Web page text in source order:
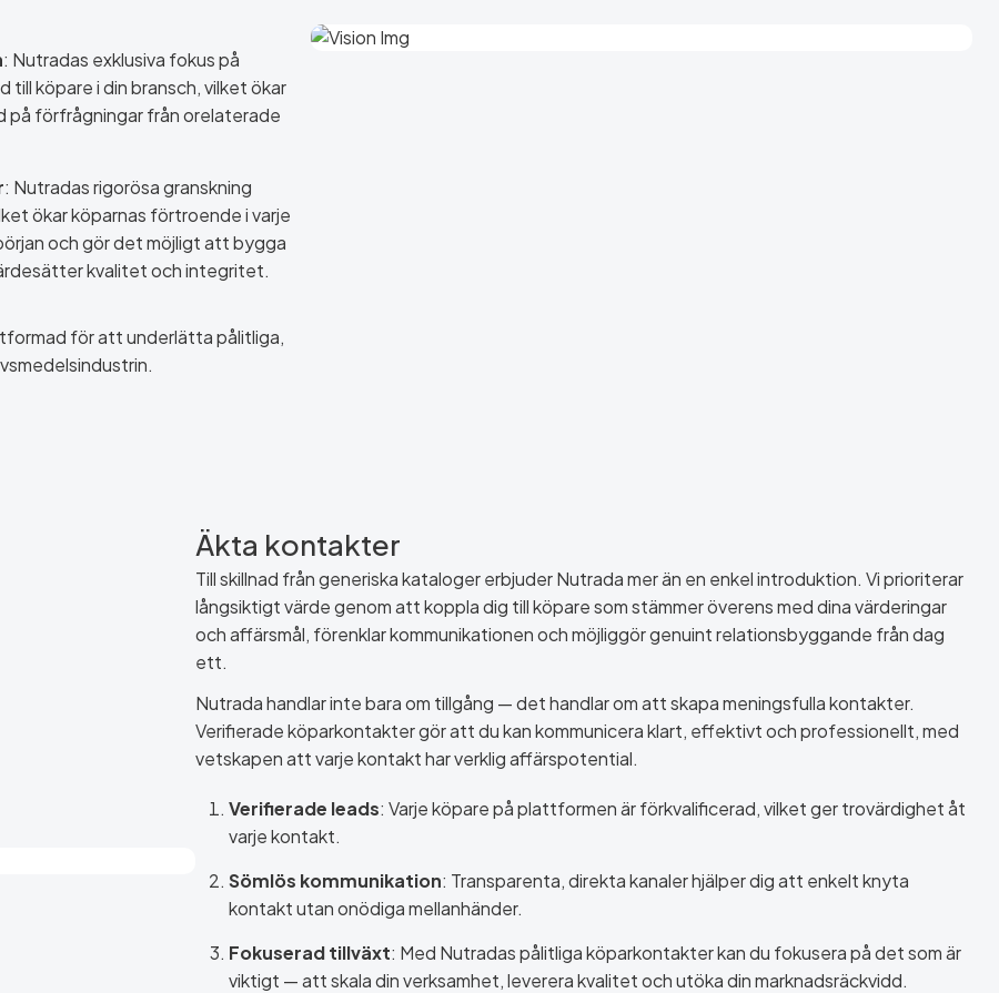
: Nutradas exklusiva fokus på
köpare i din bransch, vilket ökar
på förfrågningar från orelaterade
: Nutradas rigorösa granskning
ökar köparnas förtroende i varje
och gör det möjligt att bygga
kvalitet och integritet.
för att underlätta pålitliga,
Äkta kontakter
Till skillnad från generiska kataloger erbjuder Nutrada mer än en enkel introduktion. Vi prioriterar
långsiktigt värde genom att koppla dig till köpare som stämmer överens med dina värderingar
och affärsmål, förenklar kommunikationen och möjliggör genuint relationsbyggande från dag
ett.
Nutrada handlar inte bara om tillgång — det handlar om att skapa meningsfulla kontakter.
Verifierade köparkontakter gör att du kan kommunicera klart, effektivt och professionellt, med
vetskapen att varje kontakt har verklig affärspotential.
Verifierade leads: Varje köpare på plattformen är förkvalificerad, vilket ger trovärdighet åt
varje kontakt.
Sömlös kommunikation: Transparenta, direkta kanaler hjälper dig att enkelt knyta
kontakt utan onödiga mellanhänder.
Fokuserad tillväxt: Med Nutradas pålitliga köparkontakter kan du fokusera på det som är
viktigt — att skala din verksamhet, leverera kvalitet och utöka din marknadsräckvidd.